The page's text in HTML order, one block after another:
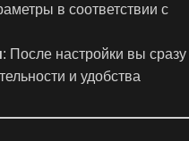
в соответствии с
: После настройки вы сразу
и удобства